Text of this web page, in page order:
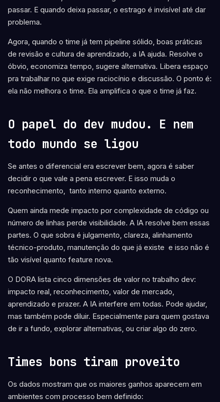
passar. E quando deixa passar, o estrago é invisível até dar
problema.
Agora, quando o time já tem pipeline sólido, boas práticas
de revisão e cultura de aprendizado, a IA ajuda. Resolve o
óbvio, economiza tempo, sugere alternativa. Libera espaço
pra trabalhar no que exige raciocínio e discussão. O ponto é:
ela não melhora o time. Ela amplifica o que o time já faz.
O papel do dev mudou. E nem
todo mundo se ligou
Se antes o diferencial era escrever bem, agora é saber
decidir o que vale a pena escrever. E isso muda o
reconhecimento, tanto interno quanto externo.
Quem ainda mede impacto por complexidade de código ou
número de linhas perde visibilidade. A IA resolve bem essas
partes. O que sobra é julgamento, clareza, alinhamento
técnico-produto, manutenção do que já existe e isso não é
tão visível quanto feature nova.
O DORA lista cinco dimensões de valor no trabalho dev:
impacto real, reconhecimento, valor de mercado,
aprendizado e prazer. A IA interfere em todas. Pode ajudar,
mas também pode diluir. Especialmente para quem gostava
de ir a fundo, explorar alternativas, ou criar algo do zero.
Times bons tiram proveito
Os dados mostram que os maiores ganhos aparecem em
ambientes com processo bem definido: